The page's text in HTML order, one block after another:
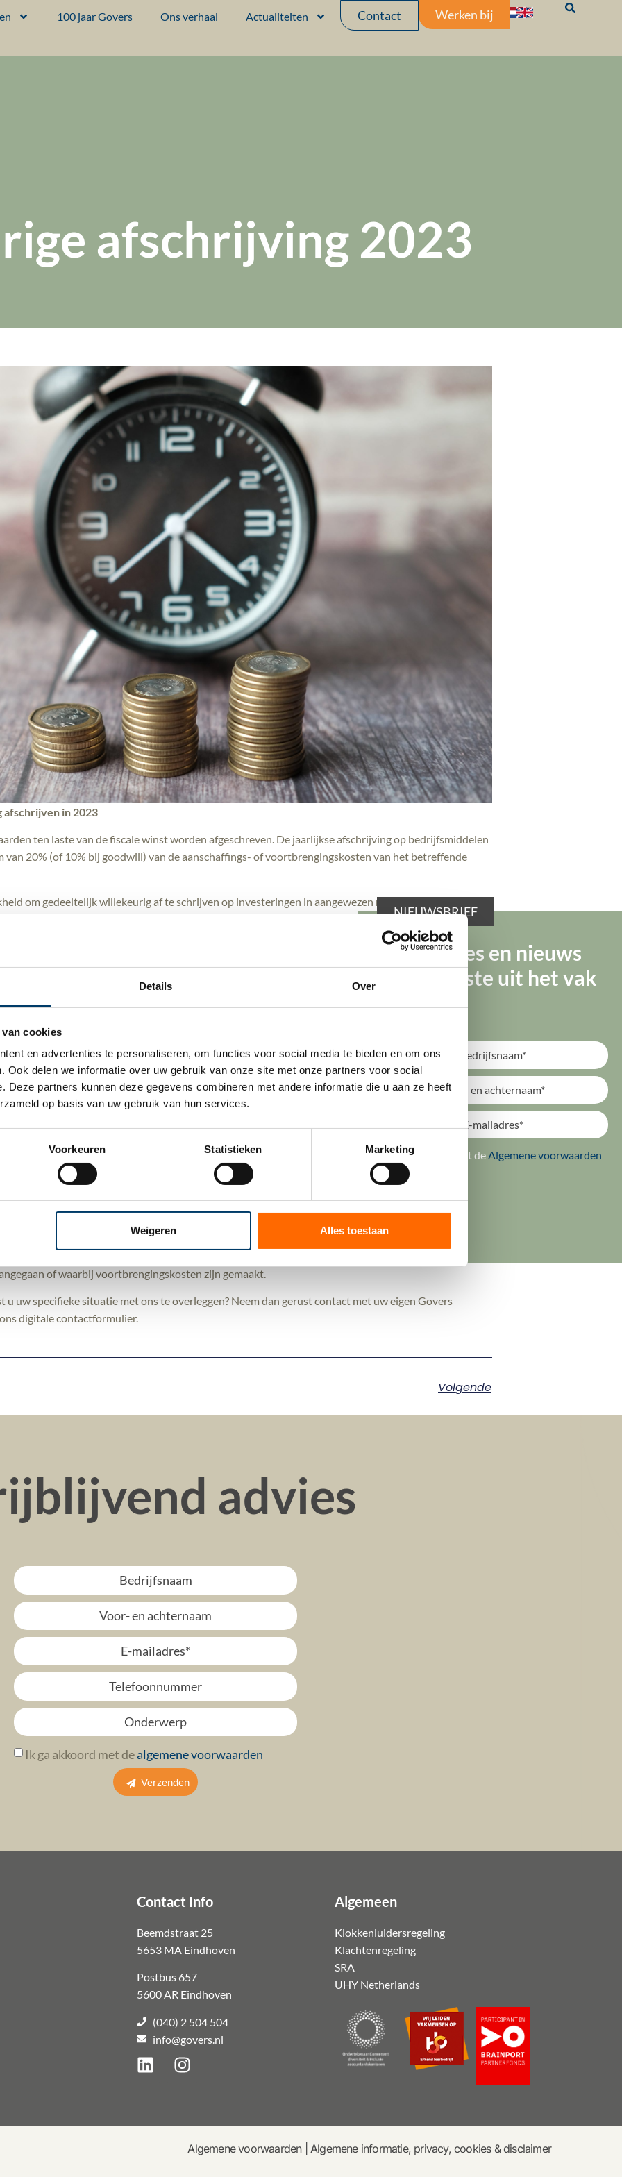
Details Over
cookies
en advertenties te personaliseren, om functies voor social media te bieden en om ons
Ook delen we informatie over uw gebruik van onze site met onze partners voor social
Deze partners kunnen deze gegevens combineren met andere informatie die u aan ze heeft
op basis van uw gebruik van hun services.
Voorkeuren Statistieken Marketing
Weigeren Alles toestaan
100 jaar Govers Ons verhaal Actualiteiten Contact Werken bij
afschrijving 2023
in 2023
ten laste van de fiscale winst worden afgeschreven. De jaarlijkse afschrijving op bedrijfsmiddelen
van 20% (of 10% bij goodwill) van de aanschaffings- of voortbrengingskosten van het betreffende
om gedeeltelijk willekeurig af te schrijven op investeringen in aangewezen nieuwe
liquiditeitsvoordeel.
de minimale termijn van afschrijven. Onder andere is het mogelijk om op bepaalde milieu-
(de VAMIL-regeling).
zelf bepaalt hoe en wanneer deze een bedrijfsmiddel afschrijft. U kunt 75% van het
naar eigen inzicht over de jaren verdelen. Net als bij de gewone afschrijving mag de
worden dan de restwaarde.
van de willekeurige afschrijving op nieuwe bedrijfsmiddelen.
bedrijfsmiddelen die niet eerder in gebruik zijn genomen, voor zover de belastingplichtige ter
is aangegaan of ter zake van de voortbrenging voortbrengingskosten heeft gemaakt in het
in het jaar van investering (2023) maximaal 50% van de betreffende investering willekeurig
te worden afgeschreven. Het totaal aan afschrijvingen over de gehele levensduur van het
wordt slechts naar voren gehaald, wat in het jaar van de hogere afschrijving een
geldt voor ondernemers in de inkomstenbelasting én de vennootschapsbelasting die de
of waarbij voortbrengingskosten zijn gemaakt.
uw specifieke situatie met ons te overleggen? Neem dan gerust contact met uw eigen Govers
digitale contactformulier.
Volgende
advies
Ik ga akkoord met dealgemene voorwaarden
Verzenden
Contact Info
Beemdstraat 25
5653 MA Eindhoven
Postbus 657
5600 AR Eindhoven
(040) 2 504 504
info@govers.nl
Algemeen
Klokkenluidersregeling
Klachtenregeling
SRA
UHY Netherlands
Algemene voorwaarden| Algemene informatie, privacy, cookies & disclaimer
NIEUWSBRIEF
Tips, advies en nieuws
van de beste uit het vak
ik ga akkoord met deAlgemene voorwaarden
Verstuur